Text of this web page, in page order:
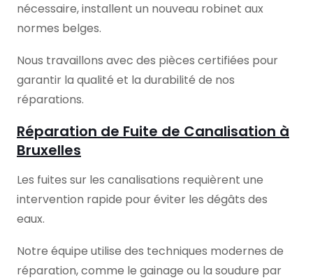
nécessaire, installent un nouveau robinet aux
normes belges.
Nous travaillons avec des pièces certifiées pour
garantir la qualité et la durabilité de nos
réparations.
Réparation de Fuite de Canalisation à
Bruxelles
Les fuites sur les canalisations requièrent une
intervention rapide pour éviter les dégâts des
eaux.
Notre équipe utilise des techniques modernes de
réparation, comme le gainage ou la soudure par